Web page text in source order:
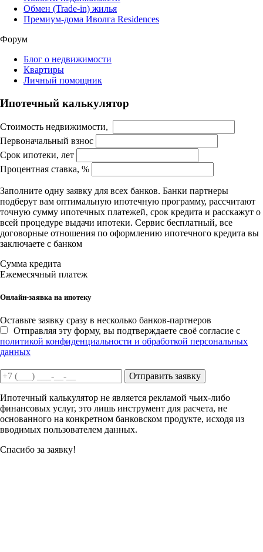
Обмен (Trade-in) жилья
Премиум-дома Иволга Residences
Форум
Блог о недвижимости
Квартиры
Личный помощник
Ипотечный калькулятор
Стоимость недвижимости,
Первоначальный взнос
Срок ипотеки, лет
Процентная ставка, %
Заполните одну заявку для всех банков. Банки партнеры
подберут вам оптимальную ипотечную программу, рассчитают
точную сумму ипотечных платежей, срок кредита и расскажут о
всей процедуре выдачи ипотеки. Сервис бесплатный, все
договорные отношения по оформлению ипотечного кредита вы
заключаете с банком
Сумма кредита
Ежемесячный платеж
Онлайн-заявка на ипотеку
Оставьте заявку сразу в несколько банков-партнеров
Отправляя эту форму, вы подтверждаете своё согласие с
политикой конфиденциальности и обработкой персональных
данных
Отправить заявку
Ипотечный калькулятор не является рекламой чьих-либо
финансовых услуг, это лишь инструмент для расчета, не
основанного на конкретном банковском продукте, исходя из
вводимых пользователем данных.
Спасибо за заявку!